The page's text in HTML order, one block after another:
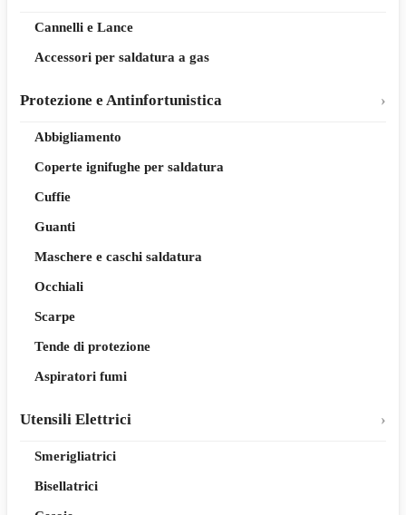
Cannelli e Lance
Accessori per saldatura a gas
Protezione e Antinfortunistica
Abbigliamento
Coperte ignifughe per saldatura
Cuffie
Guanti
Maschere e caschi saldatura
Occhiali
Scarpe
Tende di protezione
Aspiratori fumi
Utensili Elettrici
Smerigliatrici
Bisellatrici